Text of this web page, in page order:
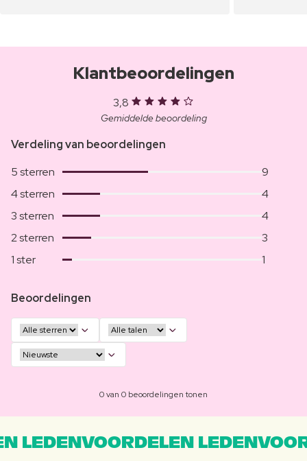
Klantbeoordelingen
3,8
Gemiddelde beoordeling
Verdeling van beoordelingen
5 sterren
9
4 sterren
4
3 sterren
4
2 sterren
3
1 ster
1
Beoordelingen
0 van 0 beoordelingen tonen
LEDENVOORDELEN